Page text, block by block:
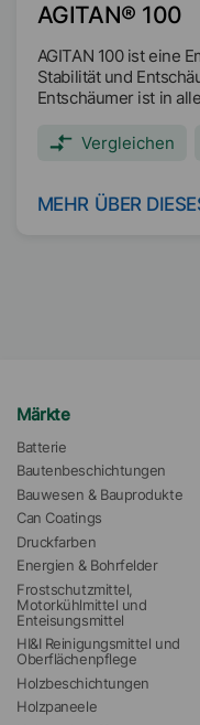
AGITAN® 100
AGITAN 100 ist eine
Stabilität und
Entschäumer ist in
Vergleichen
MEHR ÜBER
Märkte
Batterie
Bautenbeschichtungen
Bauwesen & Bauprodukte
Can Coatings
Druckfarben
Energien & Bohrfelder
Frostschutzmittel,
Motorkühlmittel und
Enteisungsmittel
HI&I Reinigungsmittel und
Oberflächenpflege
Holzbeschichtungen
Holzpaneele